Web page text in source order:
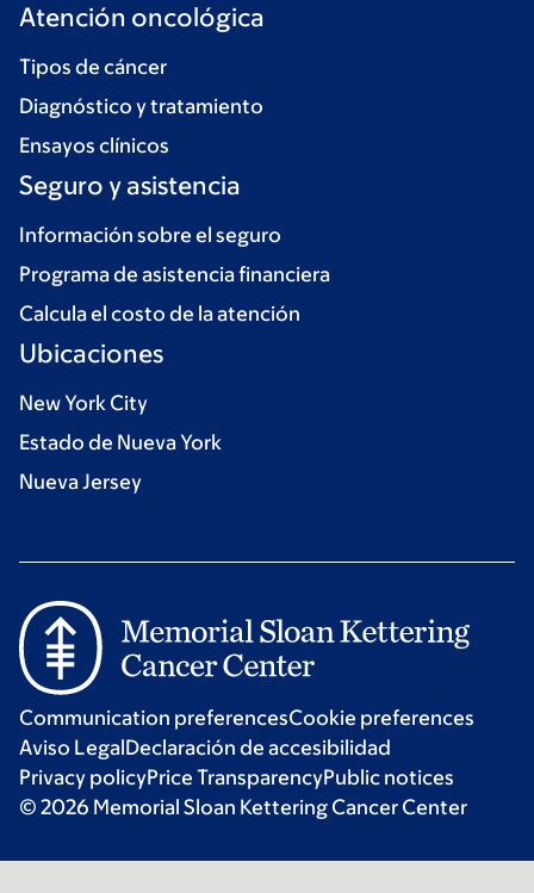
Atención oncológica
Tipos de cáncer
Diagnóstico y tratamiento
Ensayos clínicos
Seguro y asistencia
Información sobre el seguro
Programa de asistencia financiera
Calcula el costo de la atención
Ubicaciones
New York City
Estado de Nueva York
Nueva Jersey
Communication preferencesCookie preferences
Aviso LegalDeclaración de accesibilidad
Privacy policyPrice TransparencyPublic notices
© 2026 Memorial Sloan Kettering Cancer Center